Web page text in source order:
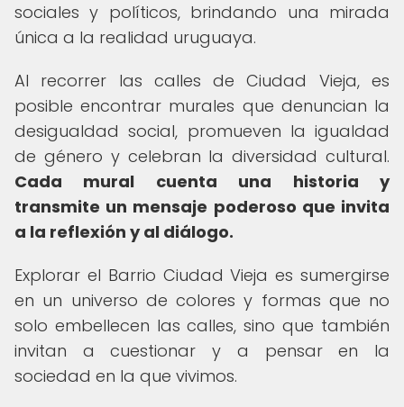
sociales y políticos, brindando una mirada
única a la realidad uruguaya.
Al recorrer las calles de Ciudad Vieja, es
posible encontrar murales que denuncian la
desigualdad social, promueven la igualdad
de género y celebran la diversidad cultural.
Cada mural cuenta una historia y
transmite un mensaje poderoso que invita
a la reflexión y al diálogo.
Explorar el Barrio Ciudad Vieja es sumergirse
en un universo de colores y formas que no
solo embellecen las calles, sino que también
invitan a cuestionar y a pensar en la
sociedad en la que vivimos.